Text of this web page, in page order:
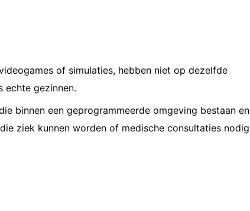
of simulaties, hebben niet op dezelfde
echte gezinnen.
binnen een geprogrammeerde omgeving bestaan ​​en
ziek kunnen worden of medische consultaties nodig